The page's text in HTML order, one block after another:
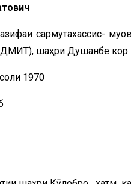
сармутахассис-
шаҳри Душанбе кор
соли 1970